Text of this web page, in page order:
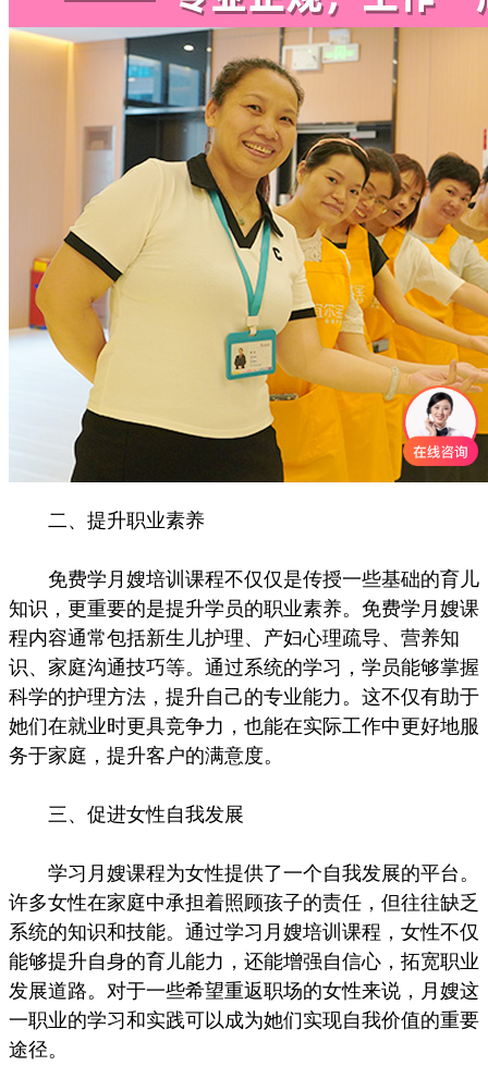
二、提升职业素养
免费学月嫂培训课程不仅仅是传授一些基础的育儿
知识，更重要的是提升学员的职业素养。免费学月嫂课
程内容通常包括新生儿护理、产妇心理疏导、营养知
识、家庭沟通技巧等。通过系统的学习，学员能够掌握
科学的护理方法，提升自己的专业能力。这不仅有助于
她们在就业时更具竞争力，也能在实际工作中更好地服
务于家庭，提升客户的满意度。
三、促进女性自我发展
学习月嫂课程为女性提供了一个自我发展的平台。
许多女性在家庭中承担着照顾孩子的责任，但往往缺乏
系统的知识和技能。通过学习月嫂培训课程，女性不仅
能够提升自身的育儿能力，还能增强自信心，拓宽职业
发展道路。对于一些希望重返职场的女性来说，月嫂这
一职业的学习和实践可以成为她们实现自我价值的重要
途径。